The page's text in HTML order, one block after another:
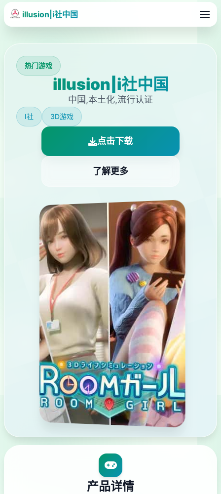
illusion|i社中国
热门游戏
illusion|i社中国
中国,本土化,流行认证
I社 3D游戏
点击下载
了解更多
产品详情